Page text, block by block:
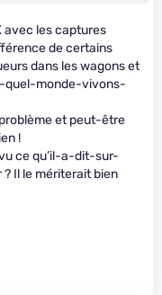
avec les captures
de certains
dans les wagons et
quel-monde-vivons-
et peut-être
!
ce qu’il-a-dit-sur-
Il le mériterait bien